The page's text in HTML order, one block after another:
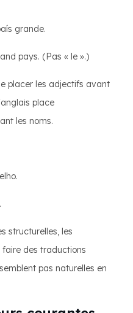
grande.
pays. (Pas « le ».)
placer les adjectifs avant
place
les noms.
structurelles, les
des traductions
pas naturelles en